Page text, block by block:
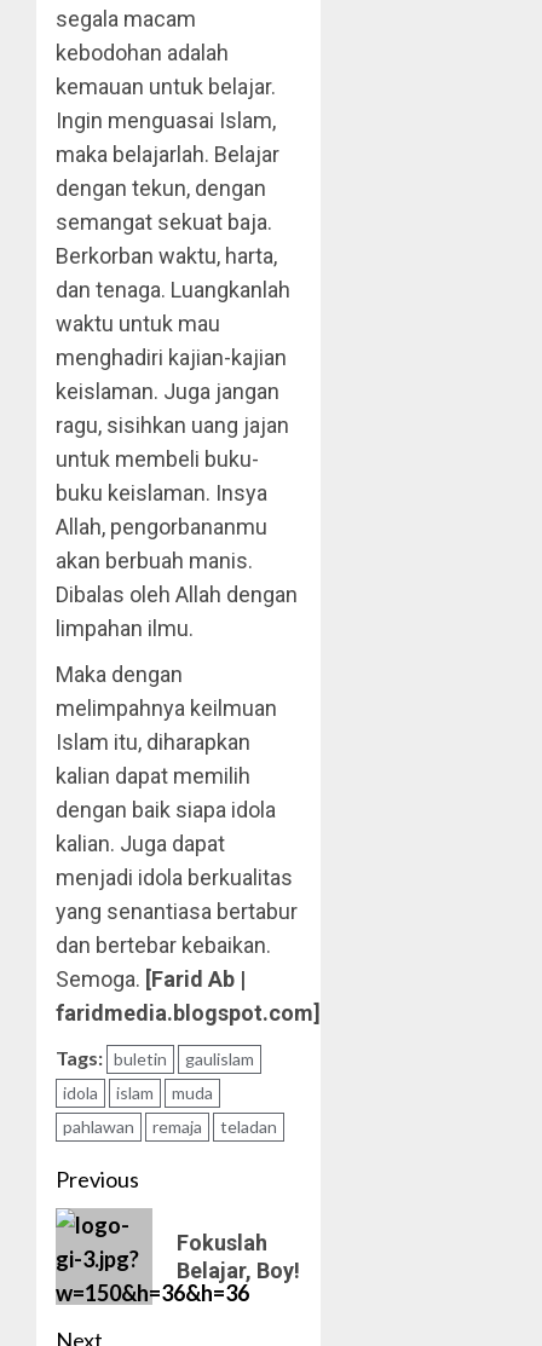
segala macam
kebodohan adalah
kemauan untuk belajar.
Ingin menguasai Islam,
maka belajarlah. Belajar
dengan tekun, dengan
semangat sekuat baja.
Berkorban waktu, harta,
dan tenaga. Luangkanlah
waktu untuk mau
menghadiri kajian-kajian
keislaman. Juga jangan
ragu, sisihkan uang jajan
untuk membeli buku-
buku keislaman. Insya
Allah, pengorbananmu
akan berbuah manis.
Dibalas oleh Allah dengan
limpahan ilmu.
Maka dengan
melimpahnya keilmuan
Islam itu, diharapkan
kalian dapat memilih
dengan baik siapa idola
kalian. Juga dapat
menjadi idola berkualitas
yang senantiasa bertabur
dan bertebar kebaikan.
Semoga. [Farid Ab |
faridmedia.blogspot.com]
Tags: buletin
gaulislam
idola
islam
muda
pahlawan
remaja teladan
Post
navigation
Previous
Previous
post:
Fokuslah
Belajar, Boy!
Next